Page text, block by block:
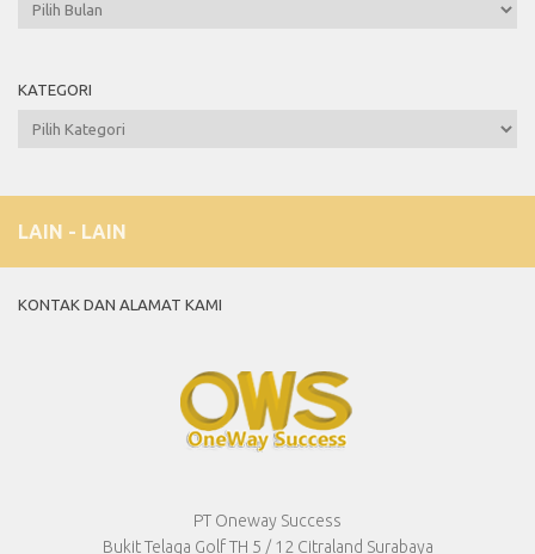
KATEGORI
Kategori
LAIN - LAIN
KONTAK DAN ALAMAT KAMI
PT Oneway Success
Bukit Telaga Golf TH 5 / 12 Citraland Surabaya